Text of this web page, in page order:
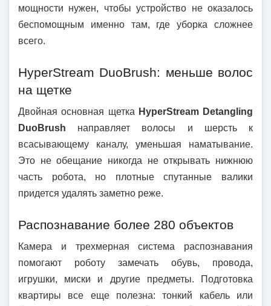
мощности нужен, чтобы устройство не оказалось
беспомощным именно там, где уборка сложнее
всего.
HyperStream DuoBrush: меньше волос
на щетке
Двойная основная щетка HyperStream Detangling
DuoBrush направляет волосы и шерсть к
всасывающему каналу, уменьшая наматывание.
Это не обещание никогда не открывать нижнюю
часть робота, но плотные спутанные валики
придется удалять заметно реже.
Распознавание более 280 объектов
Камера и трехмерная система распознавания
помогают роботу замечать обувь, провода,
игрушки, миски и другие предметы. Подготовка
квартиры все еще полезна: тонкий кабель или